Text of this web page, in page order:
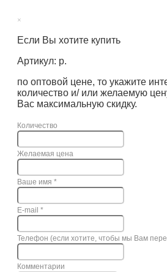
×
Если Вы хотите купить
Артикул: р.
по оптовой цене, то укажите
количество и/ или желаемую
Вас максимальную скидку.
Количество
Желаемая цена
Ваше имя *
E-mail *
Телефон (если хотите, чтобы мы Вам
Комментарии